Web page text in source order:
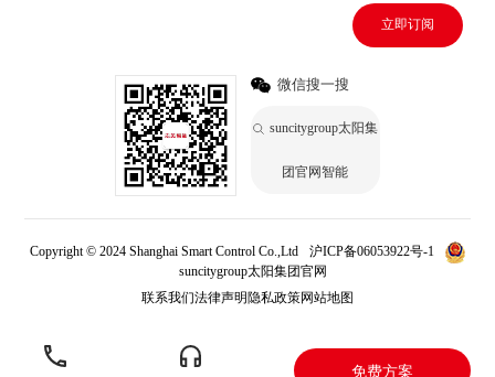
立即订阅
微信搜一搜
suncitygroup太阳集
团官网智能
Copyright © 2024 Shanghai Smart Control Co.,Ltd
沪ICP备06053922号-1
suncitygroup太阳集团官网
联系我们法律声明隐私政策网站地图
免费方案